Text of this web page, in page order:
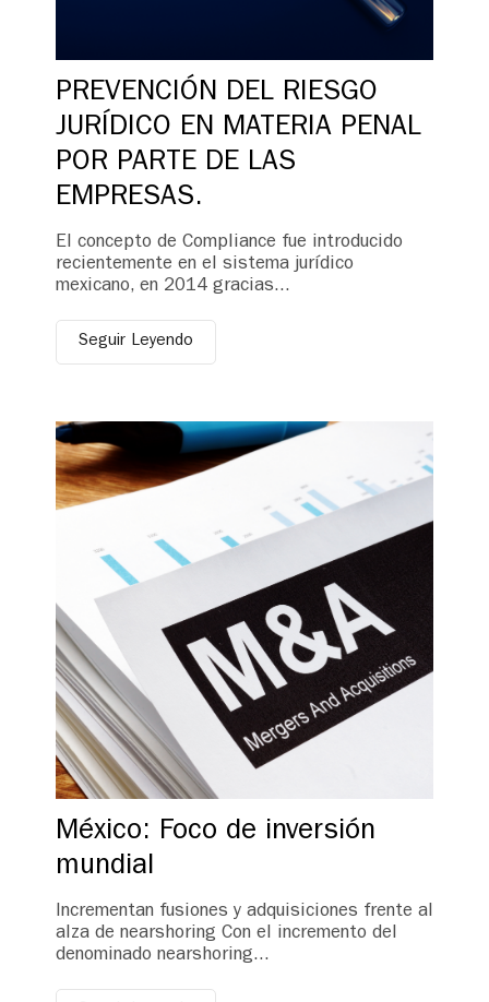
PREVENCIÓN DEL RIESGO
JURÍDICO EN MATERIA PENAL
POR PARTE DE LAS
EMPRESAS.
El concepto de Compliance fue introducido
recientemente en el sistema jurídico
mexicano, en 2014 gracias...
Seguir Leyendo
México: Foco de inversión
mundial
Incrementan fusiones y adquisiciones frente al
alza de nearshoring Con el incremento del
denominado nearshoring...